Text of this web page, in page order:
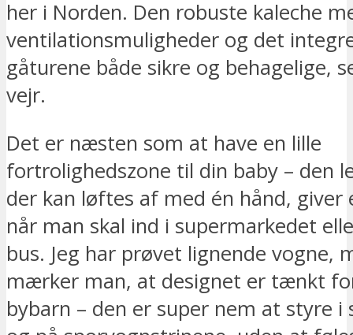
her i Norden. Den robuste kaleche
ventilationsmuligheder og det
gåturene både sikre og behagelige,
vejr.
Det er næsten som at have en lille
fortrolighedszone til din baby – den
der kan løftes af med én hånd,
når man skal ind i supermarkedet
bus. Jeg har prøvet lignende vogne,
mærker man, at designet er tænkt
bybarn – den er super nem at styre i